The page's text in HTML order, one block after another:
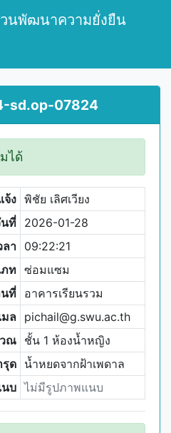
นพัฒนาความยั่งยืน
sd.op-07824
ได้
จ้ง พิชัย เลิศเวียง
ที่ 2026-01-28
ลา 09:22:21
ภท ซ่อมแซม
ที่ อาคารเรียนรวม
มล pichail@g.swu.ac.th
วณ
ชั้น 1 ห้องน้ำหญิง
ด
น้ำหยดจากฝ้าเพดาล
บ ไม่มีรูปภาพแนบ